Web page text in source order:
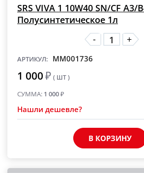
SRS VIVA 1 10W40 SN/CF A3/
Полусинтетическое 1л
-
+
АРТИКУЛ: MM001736
1 000₽ ( ШТ )
СУММА: 1 000₽
Нашли дешевле?
В КОРЗИНУ